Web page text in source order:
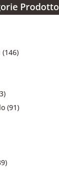
Prodotto
(146)
(91)